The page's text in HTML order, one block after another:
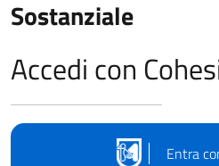
Sostanziale
Accedi con
Entra